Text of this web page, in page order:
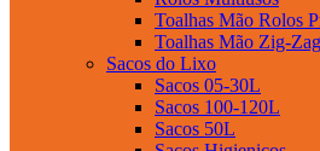
Toalhas Mão Rolos
Toalhas Mão Zig-Zag
Sacos do Lixo
Sacos 05-30L
Sacos 100-120L
Sacos 50L